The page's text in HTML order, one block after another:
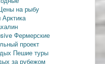
на рыбу
Арктика
Фермерские
проект
Пешие туры
за рубежом